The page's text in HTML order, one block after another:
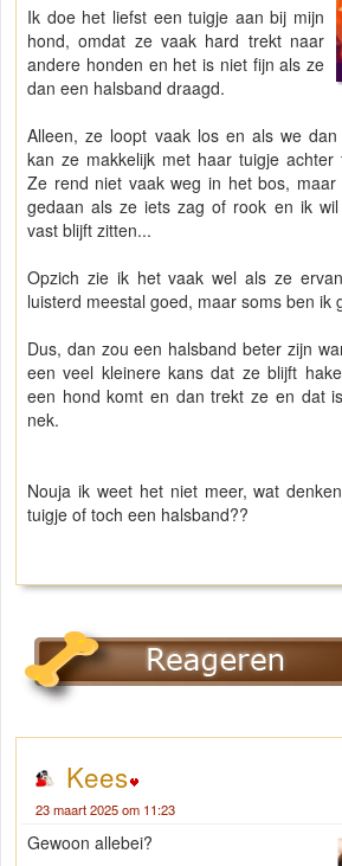
Ik doe het liefst een tuigje aan bij mijn
hond, omdat ze vaak hard trekt naar
andere honden en het is niet fijn als ze
dan een halsband draagd.
Alleen, ze loopt vaak los en als we
kan ze makkelijk met haar tuigje achter
Ze rend niet vaak weg in het bos,
gedaan als ze iets zag of rook en ik
vast blijft zitten...
Opzich zie ik het vaak wel als ze
luisterd meestal goed, maar soms ben ik
Dus, dan zou een halsband beter zijn
een veel kleinere kans dat ze blijft
een hond komt en dan trekt ze en dat
nek.
Nouja ik weet het niet meer, wat
tuigje of toch een halsband??
Kees
23 maart 2025 om 11:23
Gewoon allebei?